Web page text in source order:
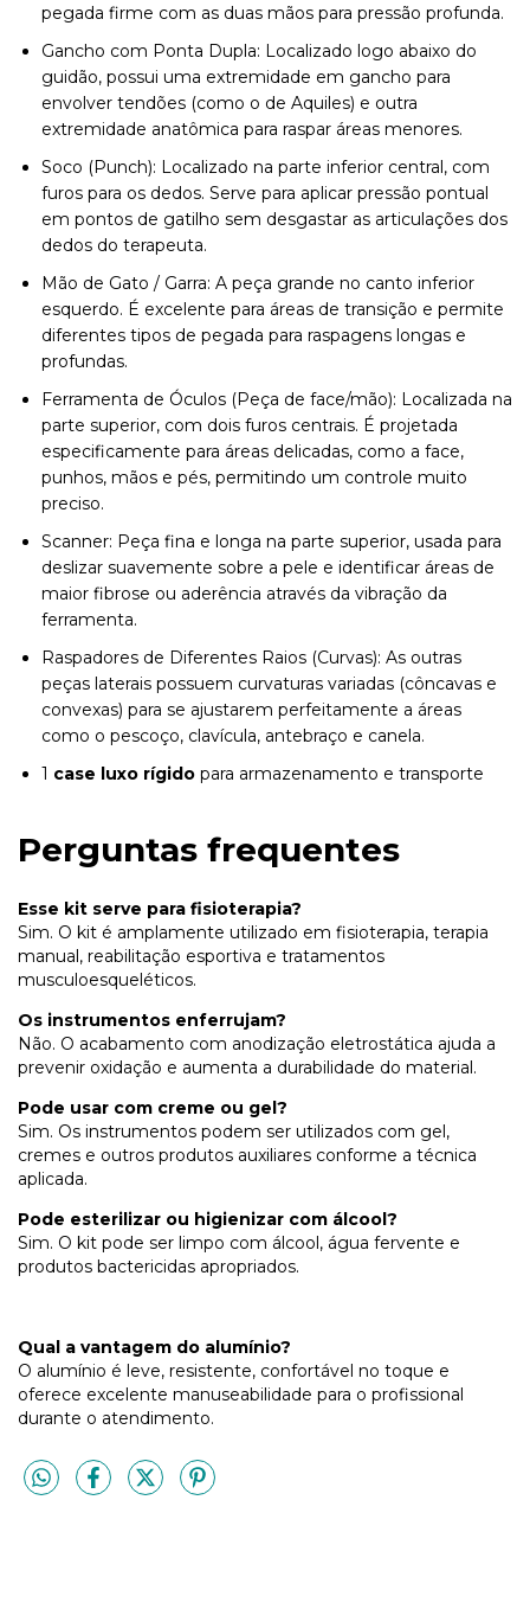
pegada firme com as duas mãos para pressão profunda.
Gancho com Ponta Dupla: Localizado logo abaixo do
guidão, possui uma extremidade em gancho para
envolver tendões (como o de Aquiles) e outra
extremidade anatômica para raspar áreas menores.
Soco (Punch): Localizado na parte inferior central, com
furos para os dedos. Serve para aplicar pressão pontual
em pontos de gatilho sem desgastar as articulações dos
dedos do terapeuta.
Mão de Gato / Garra: A peça grande no canto inferior
esquerdo. É excelente para áreas de transição e permite
diferentes tipos de pegada para raspagens longas e
profundas.
Ferramenta de Óculos (Peça de face/mão): Localizada na
parte superior, com dois furos centrais. É projetada
especificamente para áreas delicadas, como a face,
punhos, mãos e pés, permitindo um controle muito
preciso.
Scanner: Peça fina e longa na parte superior, usada para
deslizar suavemente sobre a pele e identificar áreas de
maior fibrose ou aderência através da vibração da
ferramenta.
Raspadores de Diferentes Raios (Curvas): As outras
peças laterais possuem curvaturas variadas (côncavas e
convexas) para se ajustarem perfeitamente a áreas
como o pescoço, clavícula, antebraço e canela.
1 case luxo rígido para armazenamento e transporte
Perguntas frequentes
Esse kit serve para fisioterapia?
Sim. O kit é amplamente utilizado em fisioterapia, terapia
manual, reabilitação esportiva e tratamentos
musculoesqueléticos.
Os instrumentos enferrujam?
Não. O acabamento com anodização eletrostática ajuda a
prevenir oxidação e aumenta a durabilidade do material.
Pode usar com creme ou gel?
Sim. Os instrumentos podem ser utilizados com gel,
cremes e outros produtos auxiliares conforme a técnica
aplicada.
Pode esterilizar ou higienizar com álcool?
Sim. O kit pode ser limpo com álcool, água fervente e
produtos bactericidas apropriados.
Qual a vantagem do alumínio?
O alumínio é leve, resistente, confortável no toque e
oferece excelente manuseabilidade para o profissional
durante o atendimento.